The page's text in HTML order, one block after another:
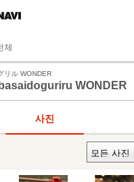
체
リル WONDER
WONDER
사진